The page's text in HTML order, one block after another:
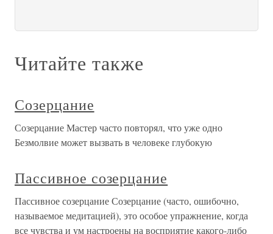
Читайте также
Созерцание
Созерцание Мастер часто повторял, что уже одно
Безмолвие может вызвать в человеке глубокую
Пассивное созерцание
Пассивное созерцание Созерцание (часто, ошибочно,
называемое медитацией), это особое упражнение, когда
все чувства и ум настроены на восприятие какого-либо